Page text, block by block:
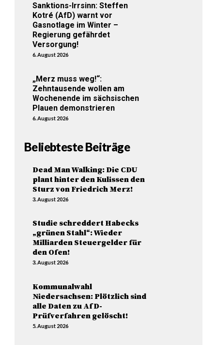
Sanktions-Irrsinn: Steffen
Kotré (AfD) warnt vor
Gasnotlage im Winter –
Regierung gefährdet
Versorgung!
6. August 2026
„Merz muss weg!“:
Zehntausende wollen am
Wochenende im sächsischen
Plauen demonstrieren
6. August 2026
Beliebteste Beiträge
Dead Man Walking: Die CDU
plant hinter den Kulissen den
Sturz von Friedrich Merz!
3. August 2026
Studie schreddert Habecks
„grünen Stahl“: Wieder
Milliarden Steuergelder für
den Ofen!
3. August 2026
Kommunalwahl
Niedersachsen: Plötzlich sind
alle Daten zu AfD-
Prüfverfahren gelöscht!
5. August 2026